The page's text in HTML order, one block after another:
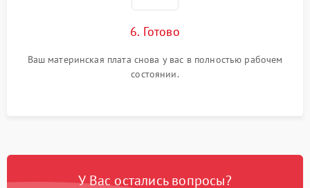
6. Готово
Ваш материнская плата снова у вас в полностью рабочем
состоянии.
У Вас остались вопросы?